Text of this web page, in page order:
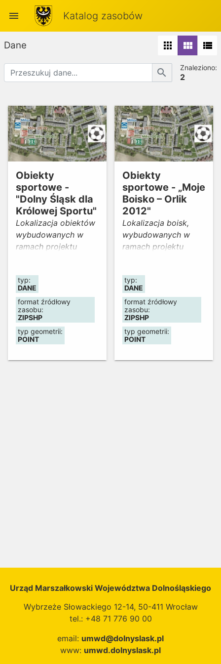
menu Katalog zasobów
Dane apps view_module view_list
search Znaleziono:
2
Obiekty
sportowe -
"Dolny Śląsk dla
Królowej Sportu"
Lokalizacja obiektów
wybudowanych w
ramach projektu
typ:
DANE
format źródłowy
zasobu:
ZIPSHP
typ geometrii:
POINT
Obiekty
sportowe - „Moje
Boisko – Orlik
2012"
Lokalizacja boisk,
wybudowanych w
ramach projektu
typ:
DANE
format źródłowy
zasobu:
ZIPSHP
typ geometrii:
POINT
Urząd Marszałkowski Województwa Dolnośląskiego
Wybrzeże Słowackiego 12-14, 50-411 Wrocław
tel.: +48 71 776 90 00
email: umwd@dolnyslask.pl
www: umwd.dolnyslask.pl